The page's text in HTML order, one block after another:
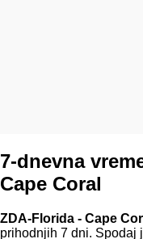
7-dnevna
Cape Coral
ZDA-Florida - Cape
prihodnjih 7 dni. Spodaj